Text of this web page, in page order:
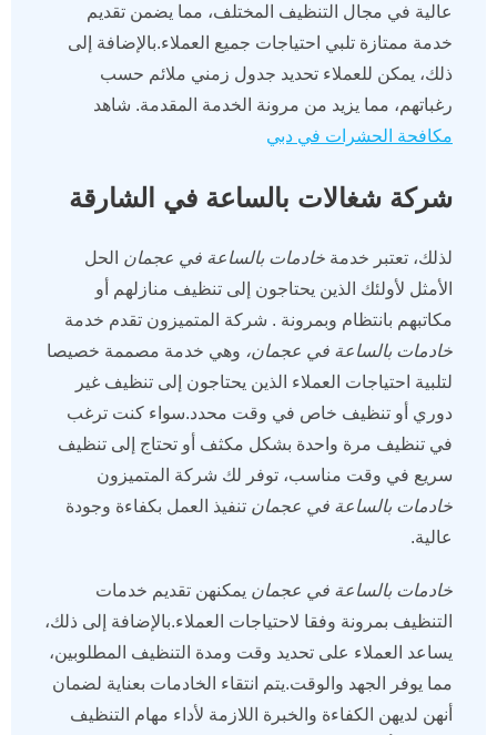
عالية في مجال التنظيف المختلف، مما يضمن تقديم
خدمة ممتازة تلبي احتياجات جميع العملاء.بالإضافة إلى
ذلك، يمكن للعملاء تحديد جدول زمني ملائم حسب
رغباتهم، مما يزيد من مرونة الخدمة المقدمة. شاهد
مكافحة الحشرات في دبي
شركة شغالات بالساعة في الشارقة
لذلك، تعتبر خدمة خادمات بالساعة في عجمان الحل
الأمثل لأولئك الذين يحتاجون إلى تنظيف منازلهم أو
مكاتبهم بانتظام وبمرونة . شركة المتميزون تقدم خدمة
خادمات بالساعة في عجمان، وهي خدمة مصممة خصيصا
لتلبية احتياجات العملاء الذين يحتاجون إلى تنظيف غير
دوري أو تنظيف خاص في وقت محدد.سواء كنت ترغب
في تنظيف مرة واحدة بشكل مكثف أو تحتاج إلى تنظيف
سريع في وقت مناسب، توفر لك شركة المتميزون
خادمات بالساعة في عجمان تنفيذ العمل بكفاءة وجودة
عالية.
خادمات بالساعة في عجمان يمكنهن تقديم خدمات
التنظيف بمرونة وفقا لاحتياجات العملاء.بالإضافة إلى ذلك،
يساعد العملاء على تحديد وقت ومدة التنظيف المطلوبين،
مما يوفر الجهد والوقت.يتم انتقاء الخادمات بعناية لضمان
أنهن لديهن الكفاءة والخبرة اللازمة لأداء مهام التنظيف